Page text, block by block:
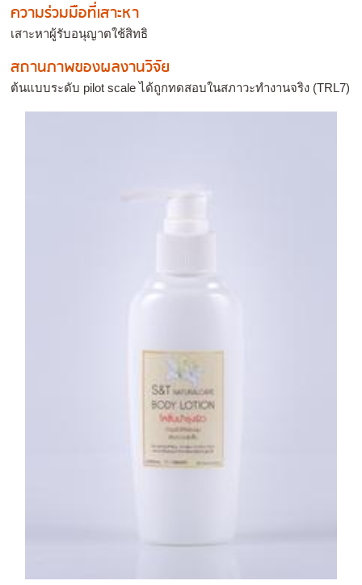
ความร่วมมือที่เสาะหา
เสาะหาผู้รับอนุญาตใช้สิทธิ
สถานภาพของผลงานวิจัย
ต้นแบบระดับ pilot scale ได้ถูกทดสอบในสภาวะทำงานจริง (TRL7)